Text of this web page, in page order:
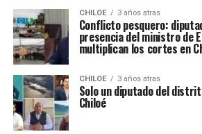
CHILOE 3 años atras
Conflicto pesquero:
presencia del ministro de
multiplican los cortes en
CHILOE 3 años atras
Solo un diputado del
Chiloé